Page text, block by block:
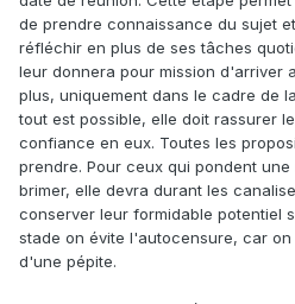
de prendre connaissance du sujet
réfléchir en plus de ses tâches
leur donnera pour mission d'arriver
plus, uniquement dans le cadre de
tout est possible, elle doit rassurer
confiance en eux. Toutes les
prendre. Pour ceux qui pondent
brimer, elle devra durant les
conserver leur formidable potentiel
stade on évite l'autocensure, car
d'une pépite.